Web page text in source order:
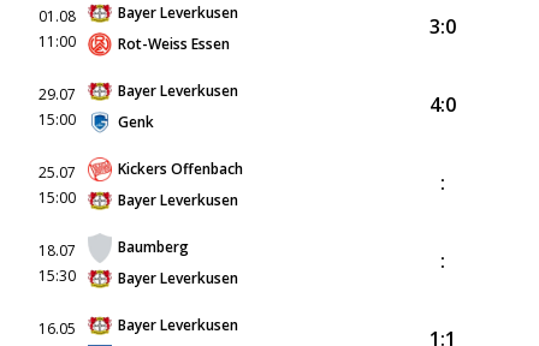
01.08
11:00
Bayer Leverkusen
Rot-Weiss Essen
3:0
29.07
15:00
Bayer Leverkusen
Genk
4:0
25.07
15:00
Kickers Offenbach
Bayer Leverkusen
:
18.07
15:30
Baumberg
Bayer Leverkusen
:
16.05
Bayer Leverkusen
1:1